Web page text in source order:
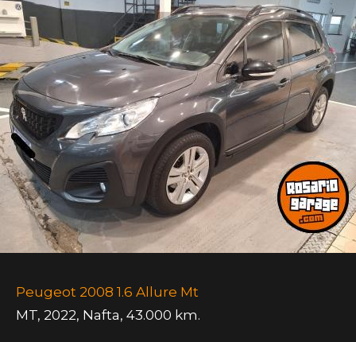
Peugeot 2008 1.6 Allure Mt
MT, 2022, Nafta, 43.000 km.